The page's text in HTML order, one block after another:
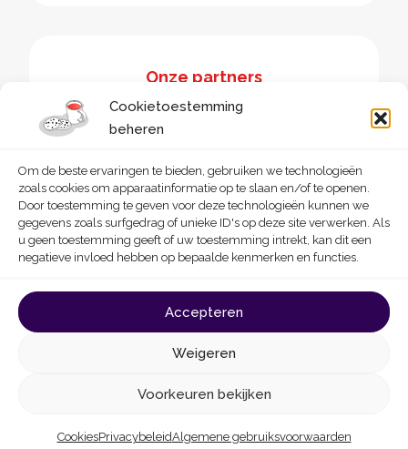
Cookietoestemming
beheren
Om de beste ervaringen te bieden, gebruiken we technologieën
zoals cookies om apparaatinformatie op te slaan en/of te openen.
Door toestemming te geven voor deze technologieën kunnen we
gegevens zoals surfgedrag of unieke ID's op deze site verwerken. Als
u geen toestemming geeft of uw toestemming intrekt, kan dit een
negatieve invloed hebben op bepaalde kenmerken en functies.
Accepteren
Weigeren
Voorkeuren bekijken
CookiesPrivacybeleidAlgemene gebruiksvoorwaarden
Onze partners
love
Privacybeleid